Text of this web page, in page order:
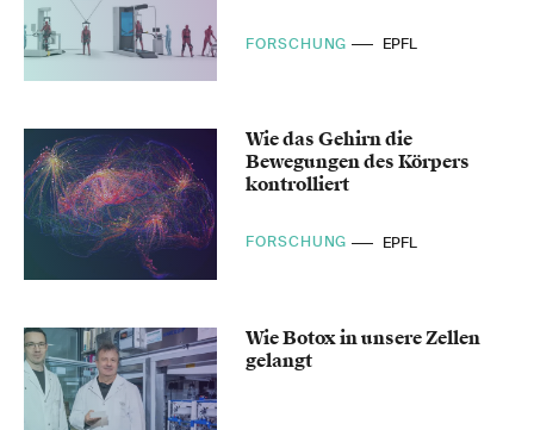
FORSCHUNG EPFL
Wie das Gehirn die
Bewegungen des Körpers
kontrolliert
FORSCHUNG EPFL
Wie Botox in unsere Zellen
gelangt